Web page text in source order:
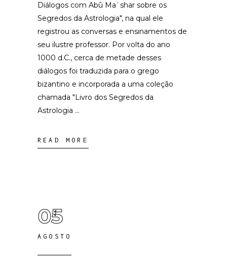
Diálogos com Abū Maʿshar sobre os
Segredos da Astrologia", na qual ele
registrou as conversas e ensinamentos de
seu ilustre professor. Por volta do ano
1000 d.C., cerca de metade desses
diálogos foi traduzida para o grego
bizantino e incorporada a uma coleção
chamada "Livro dos Segredos da
Astrologia
READ MORE
05
AGOSTO